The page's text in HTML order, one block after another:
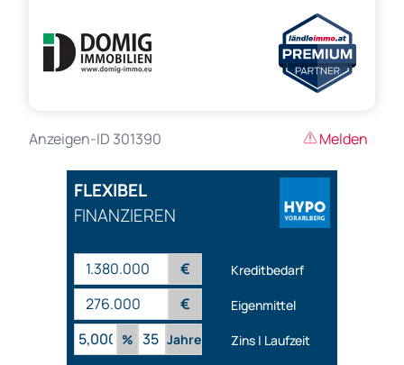
Anzeigen-ID 301390 Melden
FLEXIBEL
FINANZIEREN
€ Kreditbedarf
€
Eigenmittel
%
Jahre Zins | Laufzeit